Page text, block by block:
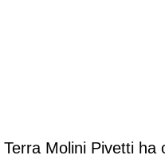
ecofriendly
Molini Pivetti